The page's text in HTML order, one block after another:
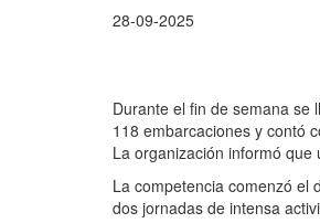
28-09-2025
Durante el fin de semana se
118 embarcaciones y contó
La organización informó
La competencia comenzó el
dos jornadas de intensa